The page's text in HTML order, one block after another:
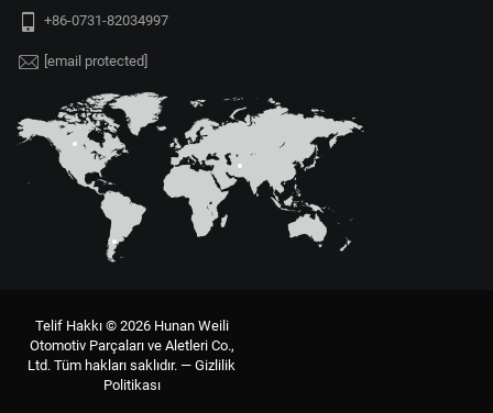
+86-0731-82034997
[email protected]
Telif Hakkı © 2026 Hunan Weili
Otomotiv Parçaları ve Aletleri Co.,
Ltd. Tüm hakları saklıdır. — Gizlilik
Politikası